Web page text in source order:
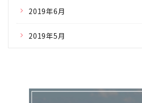
2019年6月
2019年5月